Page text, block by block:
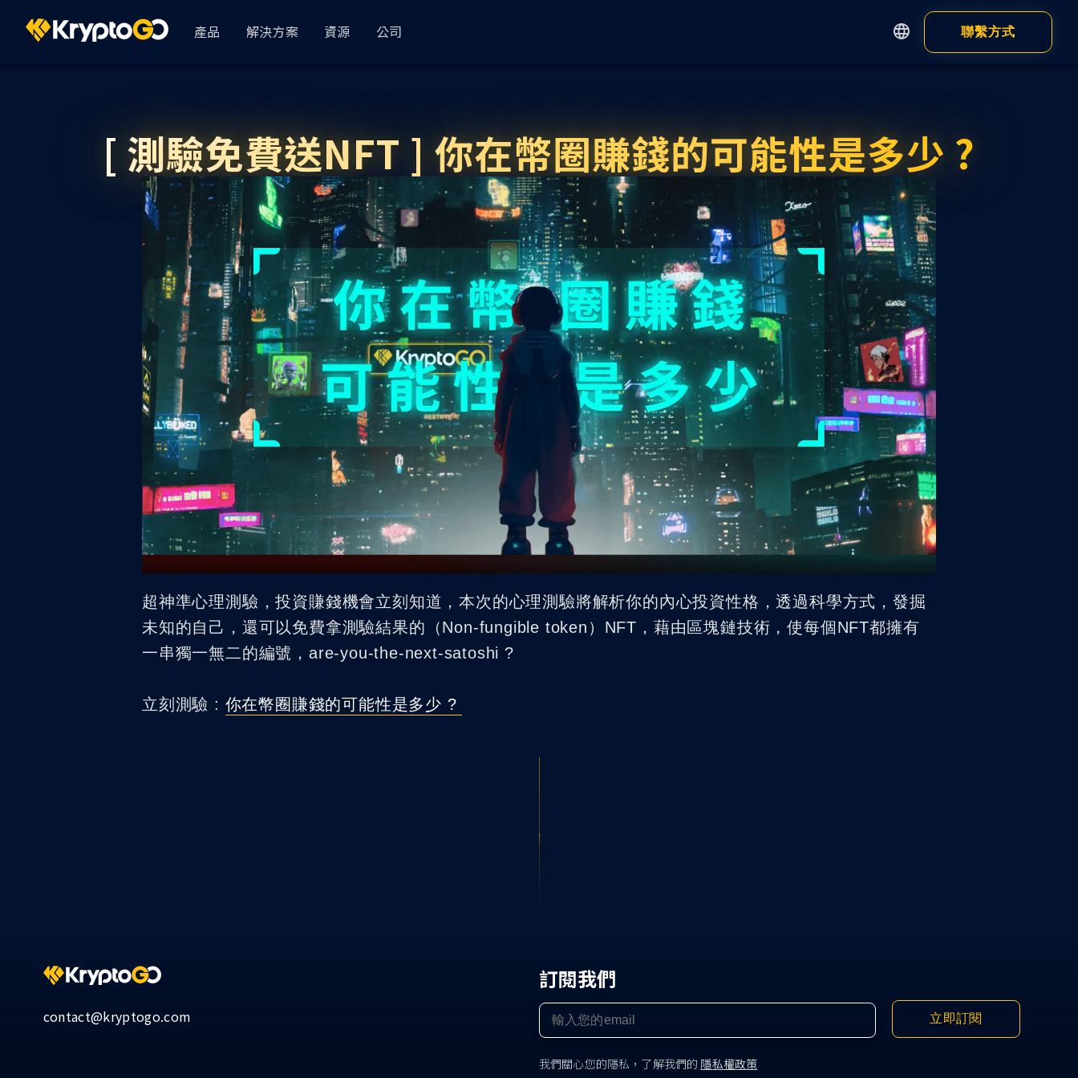
產品
Analytics & CRM
使用者 360
資金管理
AssetPro 金流管理
用戶登錄
KryptoGO Auth
Wallet Service
品牌錢包服務
錢包 SDK
錢包 API
代幣分析
NFT
NFT 發行工具
Compliance
合規進階版
合規輕量版
合規模組 API
KYC 網站工具
Transfer
錢包
瀏覽器錢包
錢包 App
顯示全部
解決方案
GameFi
DeFi
Web3 金流管理
Web3 商城
顯示全部
資源
部落格
文件
媒體
狀態
更新日誌
KryptoGO 錢包
藍圖
支援中心
公司
關於我們
合作夥伴
最新消息
客戶
事業
隱私權
使用條款（企業）
使用條款（個人）
日本語
聯繫方式
[ 測驗免費送NFT ] 你在幣圈賺錢的可能性是多少 ?
超神準心理測驗，投資賺錢機會立刻知道，本次的心理測驗將解析你的內心投資性格，透過科學方式，發掘
未知的自己，還可以免費拿測驗結果的（Non-fungible token）NFT，藉由區塊鏈技術，使每個NFT都擁有
一串獨一無二的編號，are-you-the-next-satoshi ?
立刻測驗 : 你在幣圈賺錢的可能性是多少 ?
contact@kryptogo.com
訂閱我們
立即訂閱
我們關心您的隱私，了解我們的 隱私權政策